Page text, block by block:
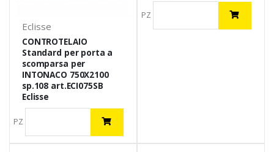
Eclisse
CONTROTELAIO
Standard per porta a
scomparsa per
INTONACO 750X2100
sp.108 art.ECI075SB
Eclisse
PZ
PZ